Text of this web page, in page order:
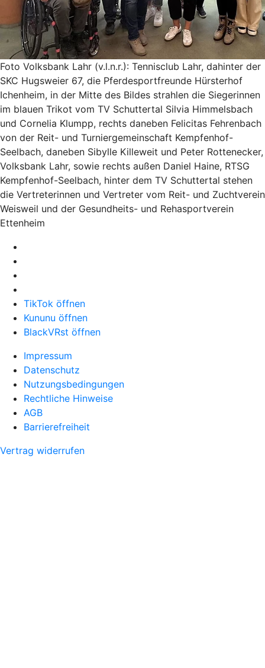
Foto Volksbank Lahr (v.l.n.r.): Tennisclub Lahr, dahinter der
SKC Hugsweier 67, die Pferdesportfreunde Hürsterhof
Ichenheim, in der Mitte des Bildes strahlen die Siegerinnen
im blauen Trikot vom TV Schuttertal Silvia Himmelsbach
und Cornelia Klumpp, rechts daneben Felicitas Fehrenbach
von der Reit- und Turniergemeinschaft Kempfenhof-
Seelbach, daneben Sibylle Killeweit und Peter Rottenecker,
Volksbank Lahr, sowie rechts außen Daniel Haine, RTSG
Kempfenhof-Seelbach, hinter dem TV Schuttertal stehen
die Vertreterinnen und Vertreter vom Reit- und Zuchtverein
Weisweil und der Gesundheits- und Rehasportverein
Ettenheim
TikTok öffnen
Kununu öffnen
BlackVRst öffnen
Impressum
Datenschutz
Nutzungsbedingungen
Rechtliche Hinweise
AGB
Barrierefreiheit
Vertrag widerrufen